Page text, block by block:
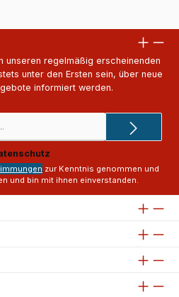
unseren regelmäßig erscheinenden
unter den Ersten sein, über neue
informiert werden.
zur Kenntnis genommen und
und bin mit ihnen einverstanden.